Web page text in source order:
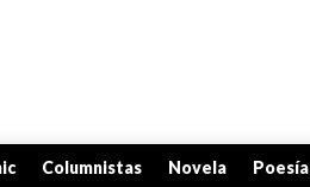
Columnistas Novela Poesía